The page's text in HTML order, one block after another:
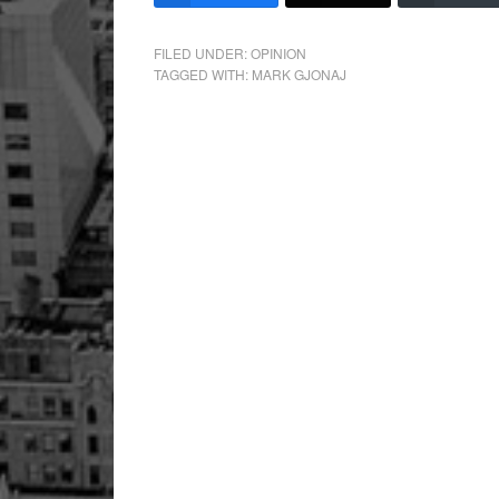
FILED UNDER:OPINION
TAGGED WITH: MARK GJONAJ